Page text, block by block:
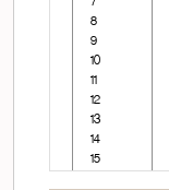
8
9
10
11
12
13
14
15